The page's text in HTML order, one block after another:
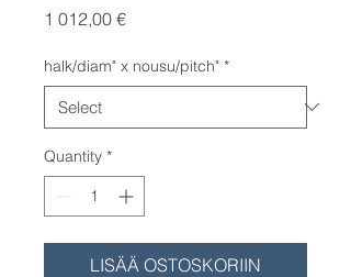
1 012,00 €Price
halk/diam" x nousu/pitch" *
Quantity *
LISÄÄ OSTOSKORIIN